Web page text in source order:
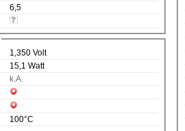
6,5
1,350 Volt
15,1 Watt
k.A.
100°C